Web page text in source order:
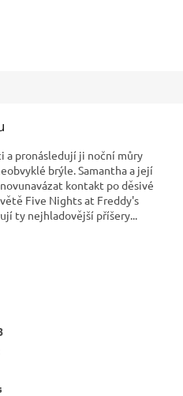
a pronásledují ji noční můry
brýle. Samantha a její
kontakt po děsivé
Five Nights at Freddy's
ty nejhladovější příšery...